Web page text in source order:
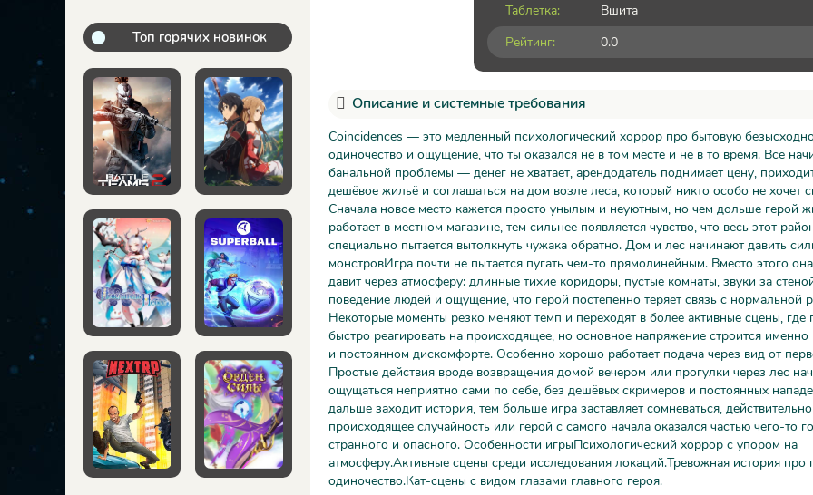
Топ горячих новинок
Таблетка:
Вшита
Рейтинг:
0.0
Описание и системные требования
Coincidences — это медленный психологический хоррор про бытовую
одиночество и ощущение, что ты оказался не в том месте и не в то время. Всё
банальной проблемы — денег не хватает, арендодатель поднимает цену,
дешёвое жильё и соглашаться на дом возле леса, который никто особо не хочет
Сначала новое место кажется просто унылым и неуютным, но чем дольше герой
работает в местном магазине, тем сильнее появляется чувство, что весь этот
специально пытается вытолкнуть чужака обратно. Дом и лес начинают давить
монстровИгра почти не пытается пугать чем-то прямолинейным. Вместо этого
давит через атмосферу: длинные тихие коридоры, пустые комнаты, звуки за
поведение людей и ощущение, что герой постепенно теряет связь с нормальной
Некоторые моменты резко меняют темп и переходят в более активные сцены, где
быстро реагировать на происходящее, но основное напряжение строится
и постоянном дискомфорте. Особенно хорошо работает подача через вид от
Простые действия вроде возвращения домой вечером или прогулки через лес
ощущаться неприятно сами по себе, без дешёвых скримеров и постоянных
дальше заходит история, тем больше игра заставляет сомневаться,
происходящее случайность или герой с самого начала оказался частью чего-то
странного и опасного. Особенности игрыПсихологический хоррор с упором на
атмосферу.Активные сцены среди исследования локаций.Тревожная история про
одиночество.Кат-сцены с видом глазами главного героя.